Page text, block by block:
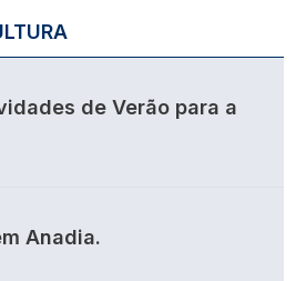
de Verão para a
Anadia.